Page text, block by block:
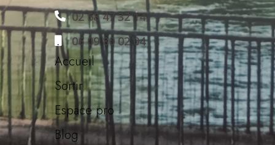
02 58 47 32 14
06 09 80 02 04
Accueil
Sortir
Espace pro
Blog